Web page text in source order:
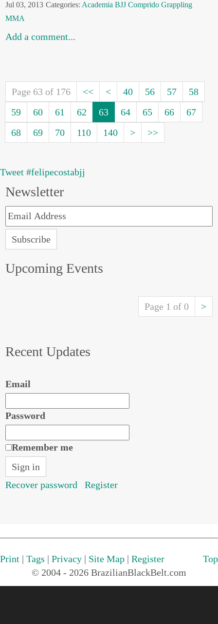
Jul 03, 2013 Categories: Academia BJJ Comprido Grappling
MMA
Add a comment...
Page 63 of 176 << < 40 56 57
58
59
60 61 62 63 64 65 66
67
68
69 70 110 140 > >>
Tweet #felipecostabjj
Newsletter
Upcoming Events
Page 1 of 0 >
Recent Updates
Email
Password
Remember me
Recover password Register
Print | Tags | Privacy | Site Map | Register
Top
© 2004 - 2026 BrazilianBlackBelt.com